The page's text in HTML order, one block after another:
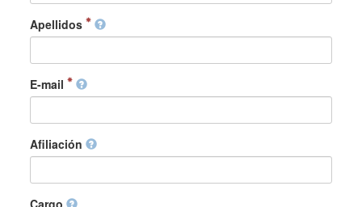
Apellidos
E-mail
Afiliación
Cargo